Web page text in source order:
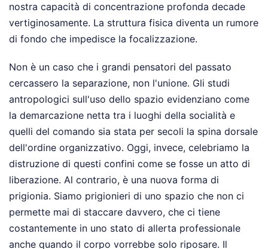
nostra capacità di concentrazione profonda decade
vertiginosamente. La struttura fisica diventa un rumore
di fondo che impedisce la focalizzazione.
Non è un caso che i grandi pensatori del passato
cercassero la separazione, non l'unione. Gli studi
antropologici sull'uso dello spazio evidenziano come
la demarcazione netta tra i luoghi della socialità e
quelli del comando sia stata per secoli la spina dorsale
dell'ordine organizzativo. Oggi, invece, celebriamo la
distruzione di questi confini come se fosse un atto di
liberazione. Al contrario, è una nuova forma di
prigionia. Siamo prigionieri di uno spazio che non ci
permette mai di staccare davvero, che ci tiene
costantemente in uno stato di allerta professionale
anche quando il corpo vorrebbe solo riposare. Il